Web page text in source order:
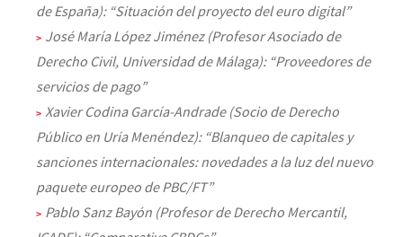
de España): “Situación del proyecto del euro digital”
José María López Jiménez (Profesor Asociado de
Derecho Civil, Universidad de Málaga): “Proveedores de
servicios de pago”
Xavier Codina García-Andrade (Socio de Derecho
Público en Uría Menéndez): “Blanqueo de capitales y
sanciones internacionales: novedades a la luz del nuevo
paquete europeo de PBC/FT”
Pablo Sanz Bayón (Profesor de Derecho Mercantil,